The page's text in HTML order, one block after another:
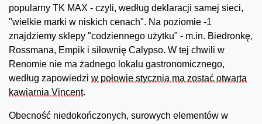
popularny TK MAX - czyli, według deklaracji samej sieci,
"wielkie marki w niskich cenach". Na poziomie -1
znajdziemy sklepy "codziennego użytku" - m.in. Biedronkę,
Rossmana, Empik i siłownię Calypso. W tej chwili w
Renomie nie ma żadnego lokalu gastronomicznego,
według zapowiedzi w połowie stycznia ma zostać otwarta
kawiarnia Vincent.
Obecność niedokończonych, surowych elementów w